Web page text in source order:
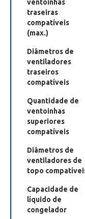
ventoinhas
traseiras
compatíveis
(max.)
Diâmetros de
ventiladores
traseiros
compatíveis
Quantidade de
ventoinhas
superiores
compatíveis
Diâmetros de
ventiladores de
topo
Capacidade de
líquido de
congelador